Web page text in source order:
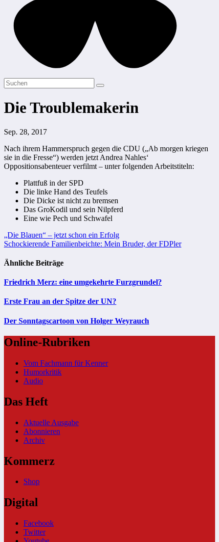
Die Troublemakerin
Sep. 28, 2017
Nach ihrem Hammerspruch gegen die CDU („Ab morgen kriegen
sie in die Fresse“) werden jetzt Andrea Nahles‘
Oppositionsabenteuer verfilmt – unter folgenden Arbeitstiteln:
Plattfuß in der SPD
Die linke Hand des Teufels
Die Dicke ist nicht zu bremsen
Das GroKodil und sein Nilpferd
Eine wie Pech und Schwafel
Beitragsnavigation
„Die Blauen“ – jetzt schon ein Erfolg
Schockierende Familienbeichte: Mein Bruder, der FDPler
Ähnliche Beiträge
Friedrich Merz: eine umgekehrte Furzgrundel?
Erste Frau an der Spitze der UN?
Der Sonntagscartoon von Holger Weyrauch
Online-Rubriken
Vom Fachmann für Kenner
Humorkritik
Audio
Das Heft
Aktuelle Ausgabe
Abonnieren
Archiv
Kommerz
Shop
Digital
Facebook
Twitter